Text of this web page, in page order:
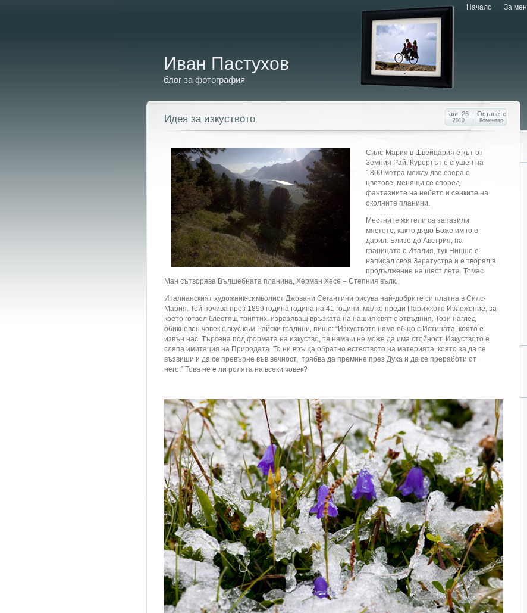
Начало За мен
Иван Пастухов
блог за фотография
Идея за изкуството авг. 26
2010
Оставете
Коментар
Силс-Мария в Швейцария е кът от
Земния Рай. Курортът е сгушен на
1800 метра между две езера с
цветове, менящи се според
фантазиите на небето и сенките на
околните планини.
Местните жители са запазили
мястото, както дядо Боже им го е
дарил. Близо до Австрия, на
границата с Италия, тук Ницше е
написал своя Заратустра и е творял в
продължение на шест лета. Томас
Ман сътворява Вълшебната планина, Херман Хесе – Степния вълк.
Италианският художник-символист Джовани Сегантини рисува най-добрите си платна в Силс-
Мария. Той почива през 1899 година година на 41 години, малко преди Парижкото Изложение, за
което готвел блестящ триптих, изразяващ връзката на нашия свят с отвъдния. Този наглед
обикновен човек с вкус към Райски градини, пише: “Изкуството няма общо с Истината, която е
извън нас. Търсена под формата на изкуство, тя няма и не може да има стойност. Изкуството е
сляпа имитация на Природата. То ни връща обратно естеството на материята, която за да се
възвиши и да се превърне във вечност, трябва да премине през Духа и да се преработи от
него.” Това не е ли ролята на всеки човек?